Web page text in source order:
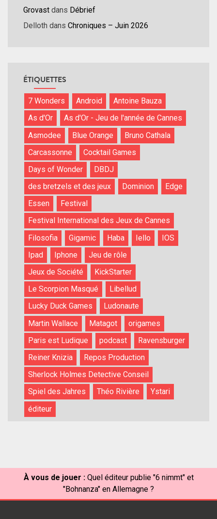
Grovast dans Débrief
Delloth dans Chroniques – Juin 2026
ÉTIQUETTES
7 Wonders Android
Antoine Bauza
As d'Or
As d'Or - Jeu de l'année de Cannes
Asmodee
Blue Orange
Bruno Cathala
Carcassonne
Cocktail Games
Days of Wonder
DBDJ
des bretzels et des jeux
Dominion
Edge
Essen
Festival
Festival International des Jeux de Cannes
Filosofia
Gigamic Haba Iello
IOS
Ipad
Iphone
Jeu de rôle
Jeux de Société
KickStarter
Le Scorpion Masqué
Libellud
Lucky Duck Games
Ludonaute
Martin Wallace
Matagot
origames
Paris est Ludique
podcast
Ravensburger
Reiner Knizia
Repos Production
Sherlock Holmes Detective Conseil
Spiel des Jahres
Théo Rivière
Ystari
éditeur
À vous de jouer : Quel éditeur publie "6 nimmt" et
"Bohnanza" en Allemagne ?